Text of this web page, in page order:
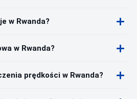
w Rwanda?
w Rwanda?
prędkości w Rwanda?